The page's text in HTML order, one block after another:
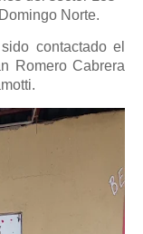
Norte.
contactado el
Romero Cabrera